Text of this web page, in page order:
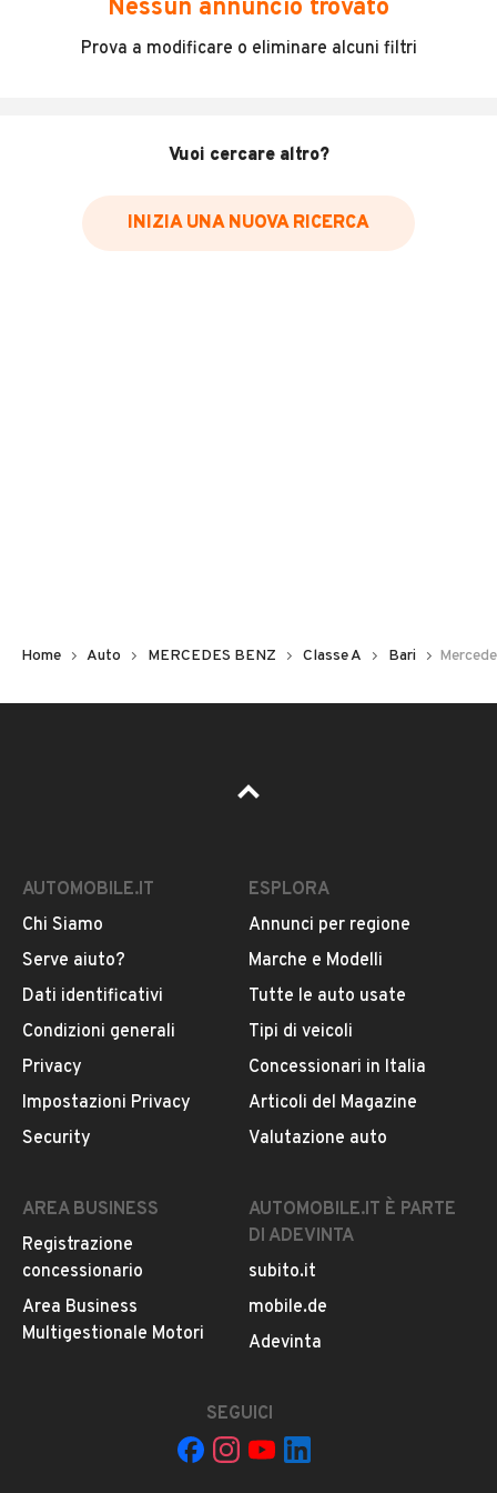
Incidenti in cui è stato coinvolto il veicolo
Data e luogo delle revisioni effettuate
Inserisci il numero di targa per verificare la disponibilità
Pubblicità
DESCRIZIONE
Mercedes 45 S AMG, unico proprietario, tagliandi ufficiali
permuta con audi RS6, RS3.
INFORMAZIONI VEICOLO
DATI BASE CONSUMI ESTETICA E
Nessun annuncio trovato
Prova a modificare o eliminare alcuni filtri
Vuoi cercare altro?
INIZIA UNA NUOVA RICERCA
Home Auto MERCEDES BENZ Classe A Bari
AUTOMOBILE.IT
Chi Siamo
Serve aiuto?
Dati identificativi
Condizioni generali
Privacy
Impostazioni Privacy
Security
ESPLORA
Annunci per regione
Marche e Modelli
Tutte le auto usate
Tipi di veicoli
Concessionari in Italia
Articoli del Magazine
Valutazione auto
AREA BUSINESS
Registrazione
concessionario
Area Business
Multigestionale Motori
AUTOMOBILE.IT È PARTE
DI ADEVINTA
subito.it
mobile.de
Adevinta
SEGUICI